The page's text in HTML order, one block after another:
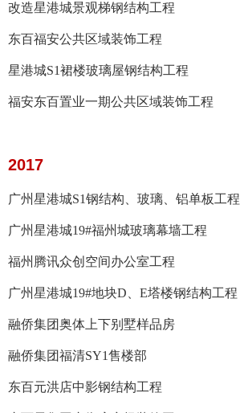
改造星港城景观梯钢结构工程
东百福安公共区域装饰工程
星港城S1裙楼玻璃屋钢结构工程
福安东百置业一期公共区域装饰工程
2017
广州星港城S1钢结构、玻璃、铝单板工程
广州星港城19#福州城玻璃幕墙工程
福州腾讯众创空间办公室工程
广州星港城19#地块D、E塔楼钢结构工程
融侨集团奥体上下别墅样品房
融侨集团福清SY1售楼部
东百元洪店中影钢结构工程